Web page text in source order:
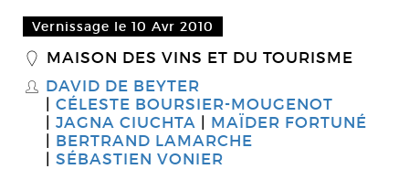
Vernissage le 10 Avr 2010
_ MAISON DES VINS ET DU TOURISME
S DAVID DE BEYTER
CÉLESTE BOURSIER-MOUGENOT
JAGNA CIUCHTA
MAÏDER FORTUNÉ
BERTRAND LAMARCHE
SÉBASTIEN VONIER